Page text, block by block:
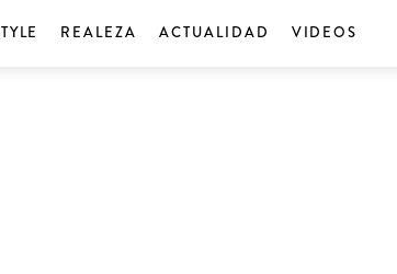
REALEZA ACTUALIDAD VIDEOS